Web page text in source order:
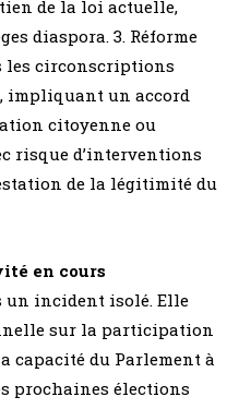
de la loi actuelle,
diaspora. 3. Réforme
les circonscriptions
impliquant un accord
citoyenne ou
risque d’interventions
de la légitimité du
en cours
un incident isolé. Elle
sur la participation
capacité du Parlement à
prochaines élections